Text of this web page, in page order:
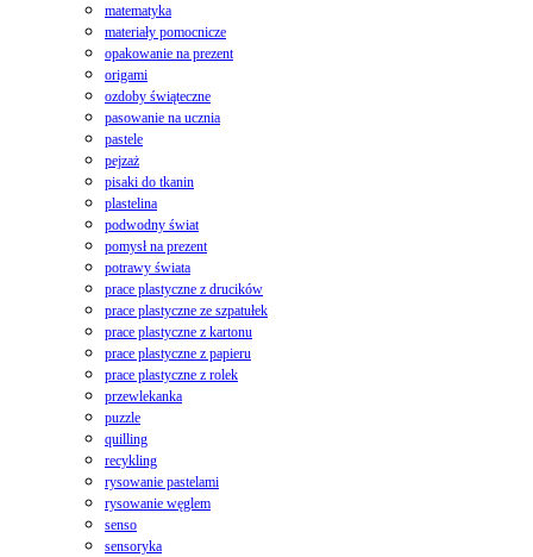
matematyka
materiały pomocnicze
opakowanie na prezent
origami
ozdoby świąteczne
pasowanie na ucznia
pastele
pejzaż
pisaki do tkanin
plastelina
podwodny świat
pomysł na prezent
potrawy świata
prace plastyczne z drucików
prace plastyczne ze szpatułek
prace plastyczne z kartonu
prace plastyczne z papieru
prace plastyczne z rolek
przewlekanka
puzzle
quilling
recykling
rysowanie pastelami
rysowanie węglem
senso
sensoryka